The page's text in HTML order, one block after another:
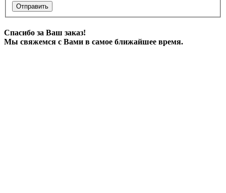
Отправить
Спасибо за Ваш заказ!
Мы свяжемся с Вами в самое ближайшее время.